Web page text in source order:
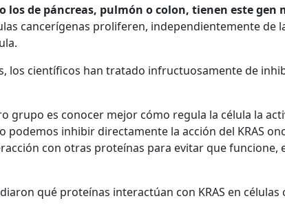
los de páncreas, pulmón o colon, tienen este gen
cancerígenas proliferen, independientemente de
los científicos han tratado infructuosamente de
grupo es conocer mejor cómo regula la célula la
podemos inhibir directamente la acción del KRAS
con otras proteínas para evitar que funcione,
qué proteínas interactúan con KRAS en células